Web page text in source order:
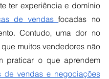
ter experiência e domínio
de vendas focadas no
Contudo, uma dor no
muitos vendedores não
praticar o que aprendem
de vendas e negociações